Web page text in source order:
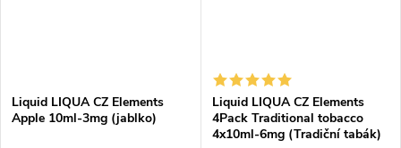
Liquid LIQUA CZ Elements
Apple 10ml-3mg (jablko)
Liquid LIQUA CZ Elements
4Pack Traditional tobacco
4x10ml-6mg (Tradiční tabák)